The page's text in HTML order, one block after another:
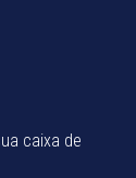
caixa de